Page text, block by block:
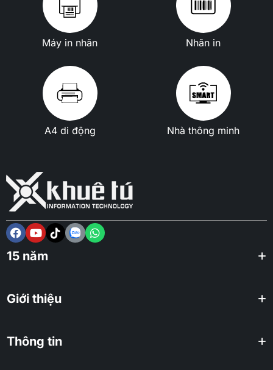
Máy in nhãn Nhãn in
A4 di động Nhà thông minh
15 năm
Giới thiệu
Thông tin